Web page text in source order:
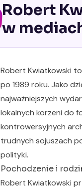
Robert
w
Robert Kwiatkowski
po 1989 roku. Jako
najważniejszych
lokalnych korzeni do
kontrowersyjnych
trudnych sojuszach
polityki.
Pochodzenie i
Robert Kwiatkowski